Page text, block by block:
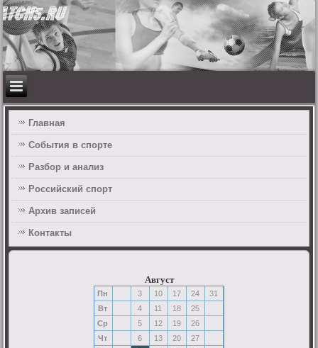
Главная
События в спорте
Разбор и анализ
Российский спорт
Архив записей
Контакты
Август
Пн 3 10 17 24
31
Вт
4 11 18
25
Ср
5 12 19
26
Чт
6 13 20
27